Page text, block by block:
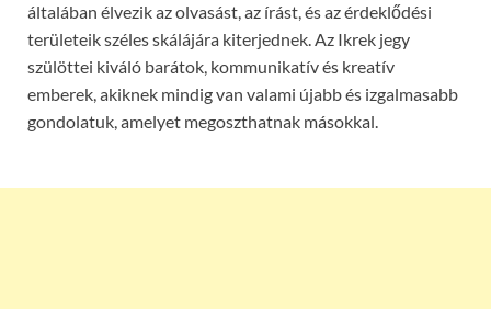
általában élvezik az olvasást, az írást, és az érdeklődési
területeik széles skálájára kiterjednek. Az Ikrek jegy
szülöttei kiváló barátok, kommunikatív és kreatív
emberek, akiknek mindig van valami újabb és izgalmasabb
gondolatuk, amelyet megoszthatnak másokkal.